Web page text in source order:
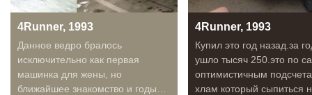
4Runner, 1993
Данное ведро бралось
исключительно как первая
машинка для жены, но
ближайшее знакомство и годы
4Runner, 1993
Купил это год назад.за
ушло тысяч 250.это по
оптимистичным
хлам который сыпиться